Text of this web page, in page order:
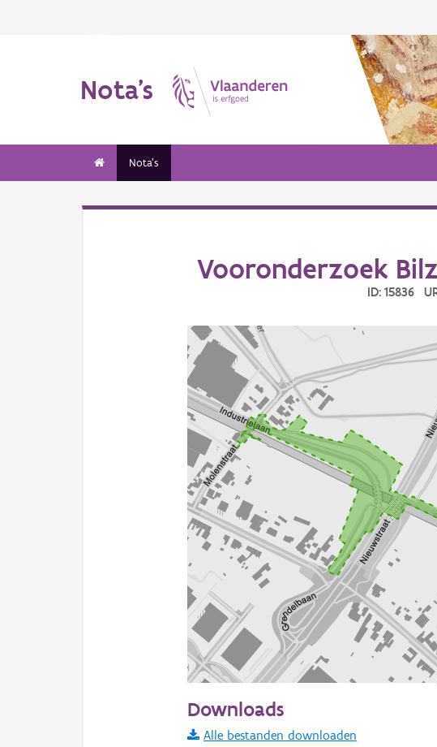
Nota's
Nota's
Vooronderzoek
ID: 15836
Informatie Vlaanderen
Downloads
Alle bestanden downloaden